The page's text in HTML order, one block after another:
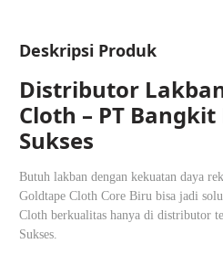
Deskripsi Produk
Distributor
Cloth – PT Bangkit
Sukses
Butuh lakban dengan kekuatan daya
Goldtape Cloth Core Biru bisa jadi
Cloth berkualitas hanya di distributor
Sukses.